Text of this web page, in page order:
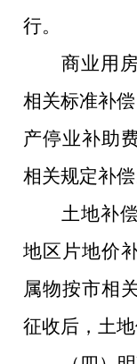
行。
商业用
相关标准补
产停业补助
相关规定补偿
土地补
地区片地价
属物按市相
征收后，土地